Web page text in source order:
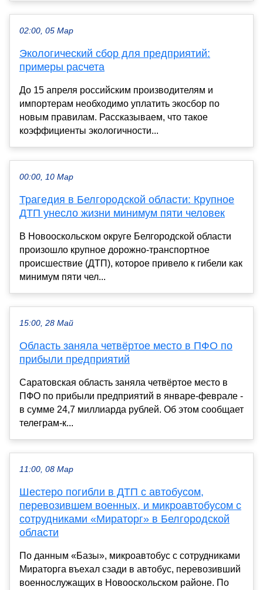
02:00, 05 Мар
Экологический сбор для предприятий:
примеры расчета
До 15 апреля российским производителям и
импортерам необходимо уплатить экосбор по
новым правилам. Рассказываем, что такое
коэффициенты экологичности...
00:00, 10 Мар
Трагедия в Белгородской области: Крупное
ДТП унесло жизни минимум пяти человек
В Новооскольском округе Белгородской области
произошло крупное дорожно-транспортное
происшествие (ДТП), которое привело к гибели как
минимум пяти чел...
15:00, 28 Май
Область заняла четвёртое место в ПФО по
прибыли предприятий
Саратовская область заняла четвёртое место в
ПФО по прибыли предприятий в январе-феврале -
в сумме 24,7 миллиарда рублей. Об этом сообщает
телеграм-к...
11:00, 08 Мар
Шестеро погибли в ДТП с автобусом,
перевозившем военных, и микроавтобусом с
сотрудниками «Мираторг» в Белгородской
области
По данным «Базы», микроавтобус с сотрудниками
Мираторга въехал сзади в автобус, перевозивший
военнослужащих в Новооскольском районе. По